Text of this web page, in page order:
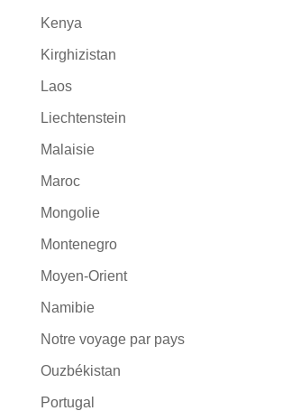
Kenya
Kirghizistan
Laos
Liechtenstein
Malaisie
Maroc
Mongolie
Montenegro
Moyen-Orient
Namibie
Notre voyage par pays
Ouzbékistan
Portugal